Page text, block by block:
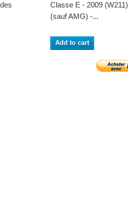
Classe E - 2009 (W211)
(sauf AMG) -...
Add to cart